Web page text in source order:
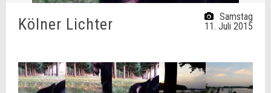
Samstag
11. Juli 2015
Kölner Lichter